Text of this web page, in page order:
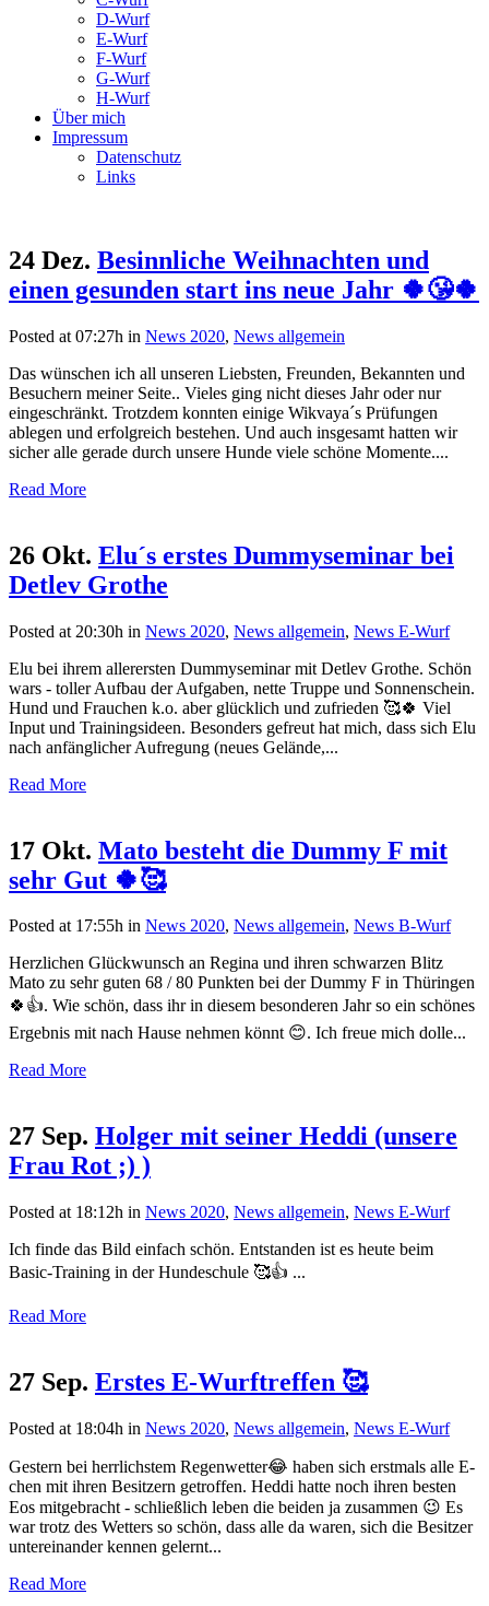
D-Wurf
E-Wurf
F-Wurf
G-Wurf
H-Wurf
Über mich
Impressum
Datenschutz
Links
24 Dez. Besinnliche Weihnachten und
einen gesunden start ins neue Jahr 🍀😘🍀
Posted at 07:27h in News 2020, News allgemein
Das wünschen ich all unseren Liebsten, Freunden, Bekannten und
Besuchern meiner Seite.. Vieles ging nicht dieses Jahr oder nur
eingeschränkt. Trotzdem konnten einige Wikvaya´s Prüfungen
ablegen und erfolgreich bestehen. Und auch insgesamt hatten wir
sicher alle gerade durch unsere Hunde viele schöne Momente....
Read More
26 Okt. Elu´s erstes Dummyseminar bei
Detlev Grothe
Posted at 20:30h in News 2020, News allgemein, News E-Wurf
Elu bei ihrem allerersten Dummyseminar mit Detlev Grothe. Schön
wars - toller Aufbau der Aufgaben, nette Truppe und Sonnenschein.
Hund und Frauchen k.o. aber glücklich und zufrieden 🥰🍀 Viel
Input und Trainingsideen. Besonders gefreut hat mich, dass sich Elu
nach anfänglicher Aufregung (neues Gelände,...
Read More
17 Okt. Mato besteht die Dummy F mit
sehr Gut 🍀🥰
Posted at 17:55h in News 2020, News allgemein, News B-Wurf
Herzlichen Glückwunsch an Regina und ihren schwarzen Blitz
Mato zu sehr guten 68 / 80 Punkten bei der Dummy F in Thüringen
🍀👍. Wie schön, dass ihr in diesem besonderen Jahr so ein schönes
Ergebnis mit nach Hause nehmen könnt 😊. Ich freue mich dolle...
Read More
27 Sep. Holger mit seiner Heddi (unsere
Frau Rot ;) )
Posted at 18:12h in News 2020, News allgemein, News E-Wurf
Ich finde das Bild einfach schön. Entstanden ist es heute beim
Basic-Training in der Hundeschule 🥰👍 ...
Read More
27 Sep. Erstes E-Wurftreffen 🥰
Posted at 18:04h in News 2020, News allgemein, News E-Wurf
Gestern bei herrlichstem Regenwetter😂 haben sich erstmals alle E-
chen mit ihren Besitzern getroffen. Heddi hatte noch ihren besten
Eos mitgebracht - schließlich leben die beiden ja zusammen 😉 Es
war trotz des Wetters so schön, dass alle da waren, sich die Besitzer
untereinander kennen gelernt...
Read More